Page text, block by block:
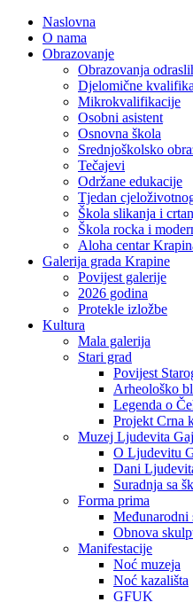
Naslovna
O nama
Obrazovanje
Obrazovanja
Djelomične
Mikrokvalifikacije
Osobni asistent
Osnovna škola
Srednjoškolsko
Tečajevi
Održane edukacije
Tjedan
Škola slikanja i
Škola rocka i
Aloha centar
Galerija grada Krapine
Povijest galerije
2026 godina
Protekle izložbe
Kultura
Mala galerija
Stari grad
Povijest
Arheološko
Legenda o
Projekt Crna
Muzej Ljudevita
O Ljudevitu
Dani
Suradnja sa
Forma prima
Međunarodni
Obnova
Manifestacije
Noć muzeja
Noć kazališta
GFUK